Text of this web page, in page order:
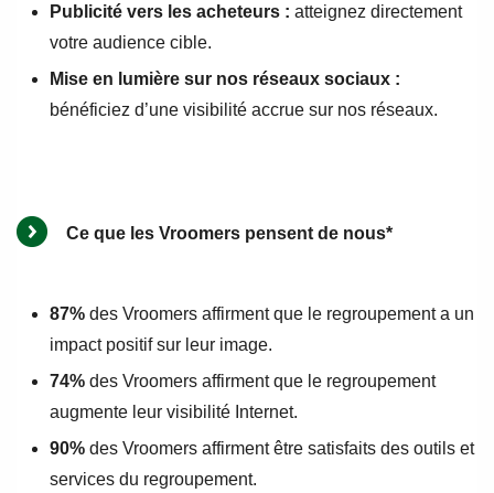
Publicité vers les acheteurs : atteignez directement
votre audience cible.
Mise en lumière sur nos réseaux sociaux :
bénéficiez d’une visibilité accrue sur nos réseaux.
Ce que les Vroomers pensent de nous*
87% des Vroomers affirment que le regroupement a un
impact positif sur leur image.
74% des Vroomers affirment que le regroupement
augmente leur visibilité Internet.
90% des Vroomers affirment être satisfaits des outils et
services du regroupement.